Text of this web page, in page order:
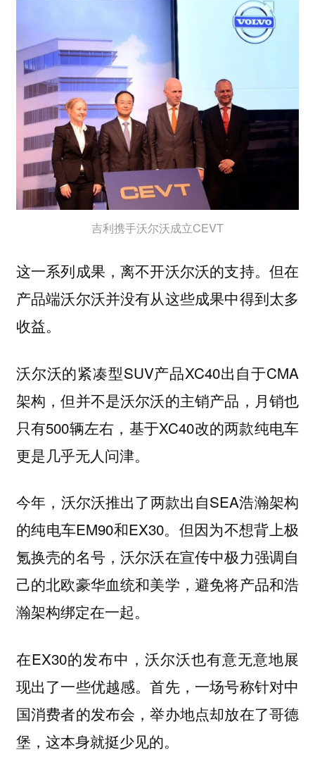
吉利携手沃尔沃成立CEVT
这一系列成果，离不开沃尔沃的支持。但在
产品端沃尔沃并没有从这些成果中得到太多
收益。
沃尔沃的紧凑型SUV产品XC40出自于CMA
架构，但并不是沃尔沃的主销产品，月销也
只有500辆左右，基于XC40改的两款纯电车
更是几乎无人问津。
今年，沃尔沃推出了两款出自SEA浩瀚架构
的纯电车EM90和EX30。但因为不想背上极
氪换壳的名号，沃尔沃在宣传中极力强调自
己的北欧豪华血统和美学，避免将产品和浩
瀚架构绑定在一起。
在EX30的发布中，沃尔沃也有意无意地展
现出了一些优越感。首先，一场号称针对中
国消费者的发布会，举办地点却放在了哥德
堡，这本身就挺少见的。